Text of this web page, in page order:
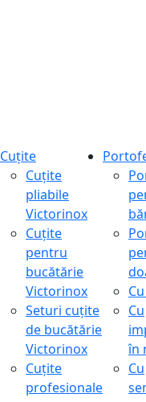
Cuțite
Cuțite
pliabile
Victorinox
Cuțite
pentru
bucătărie
Victorinox
Seturi cuțite
de bucătărie
Victorinox
Cuțite
profesionale
Cu
în
Cu